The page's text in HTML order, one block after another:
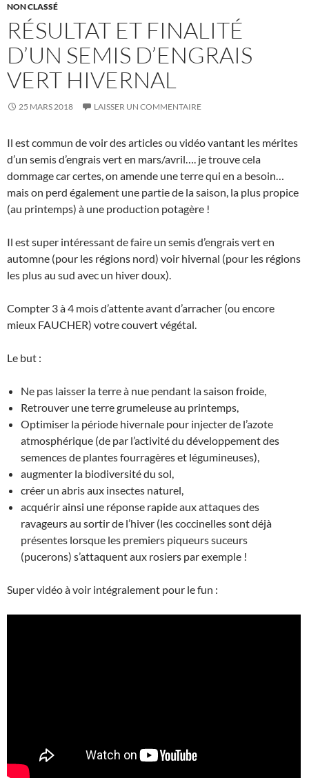
NON CLASSÉ
RÉSULTAT ET FINALITÉ
D’UN SEMIS D’ENGRAIS
VERT HIVERNAL
25 MARS 2018 LAISSER UN COMMENTAIRE
Il est commun de voir des articles ou vidéo vantant les mérites
d’un semis d’engrais vert en mars/avril…. je trouve cela
dommage car certes, on amende une terre qui en a besoin…
mais on perd également une partie de la saison, la plus propice
(au printemps) à une production potagère !
Il est super intéressant de faire un semis d’engrais vert en
automne (pour les régions nord) voir hivernal (pour les régions
les plus au sud avec un hiver doux).
Compter 3 à 4 mois d’attente avant d’arracher (ou encore
mieux FAUCHER) votre couvert végétal.
Le but :
Ne pas laisser la terre à nue pendant la saison froide,
Retrouver une terre grumeleuse au printemps,
Optimiser la période hivernale pour injecter de l’azote
atmosphérique (de par l’activité du développement des
semences de plantes fourragères et légumineuses),
augmenter la biodiversité du sol,
créer un abris aux insectes naturel,
acquérir ainsi une réponse rapide aux attaques des
ravageurs au sortir de l’hiver (les coccinelles sont déjà
présentes lorsque les premiers piqueurs suceurs
(pucerons) s’attaquent aux rosiers par exemple !
Super vidéo à voir intégralement pour le fun :